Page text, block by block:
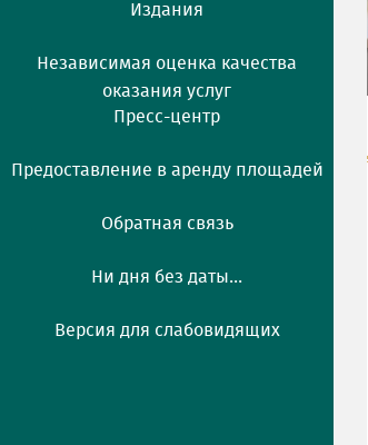
Издания
Независимая оценка качества
оказания услуг
Пресс-центр
Предоставление в аренду площадей
Обратная связь
Ни дня без даты...
Версия для слабовидящих